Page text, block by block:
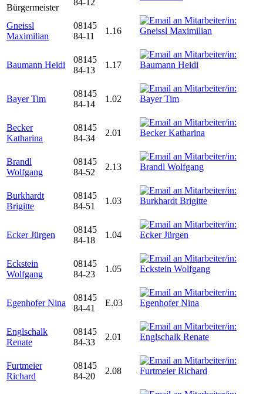
Bürgermeister
84-12
Gneissl
Maximilian
08145
84-11
1.16
Baumann Heidi
08145
84-13
1.17
Bayer Tim
08145
84-14
1.02
Becker
Katharina
08145
84-34
2.01
Brandl
Wolfgang
08145
84-52
2.13
Burkhardt
Brigitte
08145
84-51
1.03
Ecker Jürgen
08145
84-18
1.04
Eckstein
Wolfgang
08145
84-23
1.05
Egenhofer Nina
08145
84-41
E.03
Englschalk
Renate
08145
84-33
2.01
Furtmeier
Richard
08145
84-20
2.08